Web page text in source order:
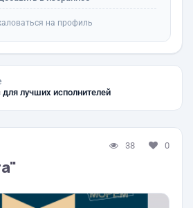
на профиль
лучших исполнителей
38 0